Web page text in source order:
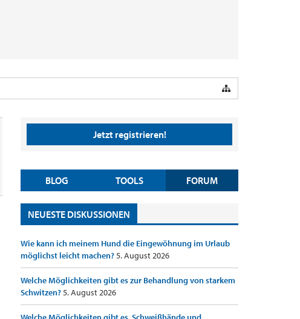
Jetzt registrieren!
BLOG TOOLS FORUM
NEUESTE DISKUSSIONEN
Wie kann ich meinem Hund die Eingewöhnung im Urlaub
möglichst leicht machen?5. August 2026
Welche Möglichkeiten gibt es zur Behandlung von starkem
Schwitzen?5. August 2026